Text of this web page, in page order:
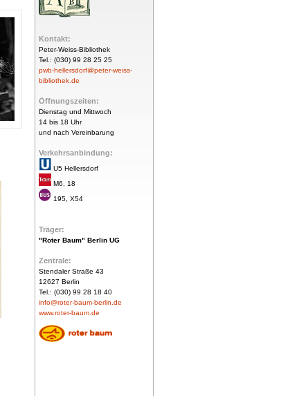
Kontakt:
Peter-Weiss-Bibliothek
Tel.: (030) 99 28 25 25
pwb-hellersdorf@peter-weiss-
bibliothek.de
Öffnungszeiten:
Dienstag und Mittwoch
14 bis 18 Uhr
und nach Vereinbarung
Verkehrsanbindung:
U5 Hellersdorf
M6, 18
195, X54
Träger:
"Roter Baum" Berlin UG
Zentrale:
Stendaler Straße 43
12627 Berlin
Tel.: (030) 99 28 18 40
info@roter-baum-berlin.de
www.roter-baum.de